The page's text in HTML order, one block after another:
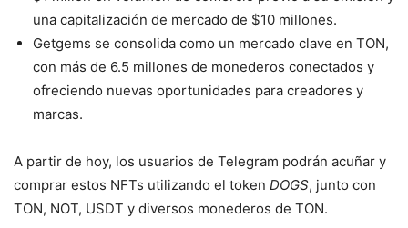
una capitalización de mercado de $10 millones.
Getgems se consolida como un mercado clave en TON,
con más de 6.5 millones de monederos conectados y
ofreciendo nuevas oportunidades para creadores y
marcas.
A partir de hoy, los usuarios de Telegram podrán acuñar y
comprar estos NFTs utilizando el token DOGS, junto con
TON, NOT, USDT y diversos monederos de TON.